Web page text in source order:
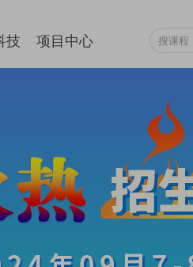
技 项目中心 搜课程